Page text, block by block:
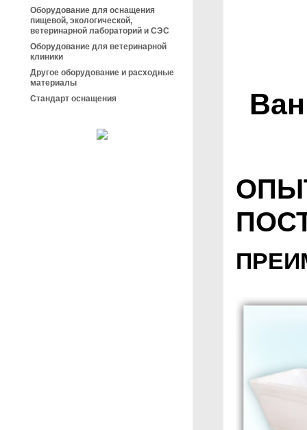
Оборудование для оснащения
пищевой, экологической,
ветеринарной лабораторий и СЭС
Оборудование для ветеринарной
клиники
Другое оборудование и расходные
материалы
Стандарт оснащения